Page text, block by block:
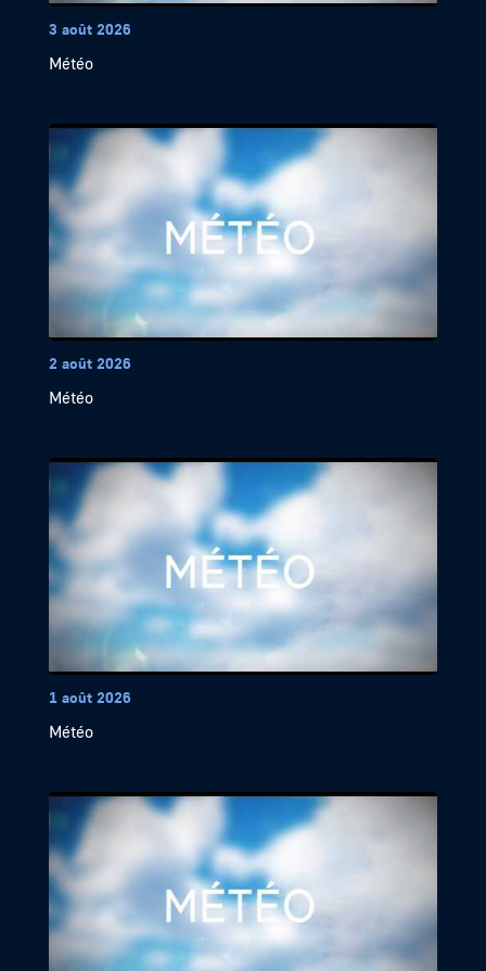
3 août 2026
Météo
2 août 2026
Météo
1 août 2026
Météo